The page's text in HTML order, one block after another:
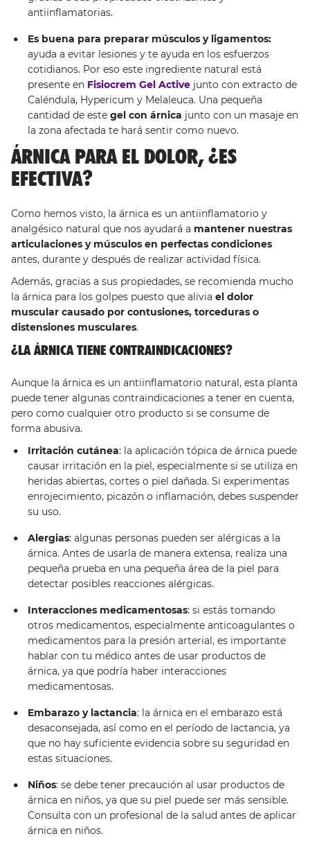
antiinflamatorias.
Es buena para preparar músculos y ligamentos:
ayuda a evitar lesiones y te ayuda en los esfuerzos
cotidianos. Por eso este ingrediente natural está
presente en Fisiocrem Gel Active junto con extracto de
Caléndula, Hypericum y Melaleuca. Una pequeña
cantidad de este gel con árnica junto con un masaje en
la zona afectada te hará sentir como nuevo.
ÁRNICA PARA EL DOLOR, ¿ES
EFECTIVA?
Como hemos visto, la árnica es un antiinflamatorio y
analgésico natural que nos ayudará a mantener nuestras
articulaciones y músculos en perfectas condiciones
antes, durante y después de realizar actividad física.
Además, gracias a sus propiedades, se recomienda mucho
la árnica para los golpes puesto que alivia el dolor
muscular causado por contusiones, torceduras o
distensiones musculares.
¿LA ÁRNICA TIENE CONTRAINDICACIONES?
Aunque la árnica es un antiinflamatorio natural, esta planta
puede tener algunas contraindicaciones a tener en cuenta,
pero como cualquier otro producto si se consume de
forma abusiva.
Irritación cutánea: la aplicación tópica de árnica puede
causar irritación en la piel, especialmente si se utiliza en
heridas abiertas, cortes o piel dañada. Si experimentas
enrojecimiento, picazón o inflamación, debes suspender
su uso.
Alergias: algunas personas pueden ser alérgicas a la
árnica. Antes de usarla de manera extensa, realiza una
pequeña prueba en una pequeña área de la piel para
detectar posibles reacciones alérgicas.
Interacciones medicamentosas: si estás tomando
otros medicamentos, especialmente anticoagulantes o
medicamentos para la presión arterial, es importante
hablar con tu médico antes de usar productos de
árnica, ya que podría haber interacciones
medicamentosas.
Embarazo y lactancia: la árnica en el embarazo está
desaconsejada, así como en el período de lactancia, ya
que no hay suficiente evidencia sobre su seguridad en
estas situaciones.
Niños: se debe tener precaución al usar productos de
árnica en niños, ya que su piel puede ser más sensible.
Consulta con un profesional de la salud antes de aplicar
árnica en niños.